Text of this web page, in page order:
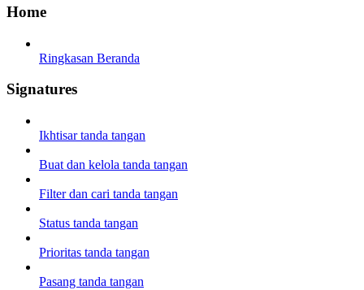
Home
Ringkasan Beranda
Signatures
Ikhtisar tanda tangan
Buat dan kelola tanda tangan
Filter dan cari tanda tangan
Status tanda tangan
Prioritas tanda tangan
Pasang tanda tangan